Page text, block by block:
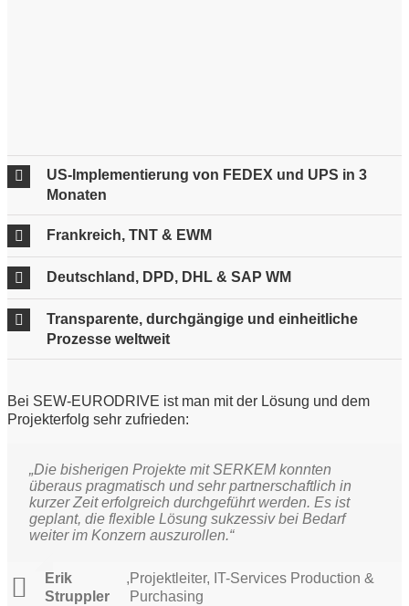
US-Implementierung von FEDEX und UPS in 3
Monaten
Frankreich, TNT & EWM
Deutschland, DPD, DHL & SAP WM
Transparente, durchgängige und einheitliche
Prozesse weltweit
Bei SEW-EURODRIVE ist man mit der Lösung und dem
Projekterfolg sehr zufrieden:
„Die bisherigen Projekte mit SERKEM konnten
überaus pragmatisch und sehr partnerschaftlich in
kurzer Zeit erfolgreich durchgeführt werden. Es ist
geplant, die flexible Lösung sukzessiv bei Bedarf
weiter im Konzern auszurollen.“
Erik
Struppler
,Projektleiter, IT-Services Production &
Purchasing